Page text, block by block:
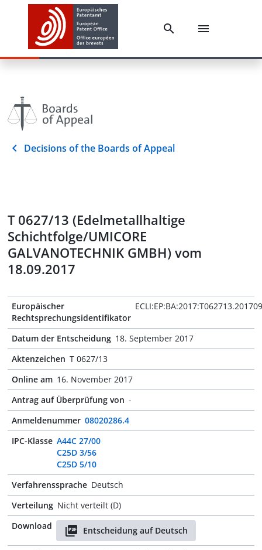
Decisions of the Boards of Appeal
T 0627/13 (Edelmetallhaltige
Schichtfolge/UMICORE
GALVANOTECHNIK GMBH) vom
18.09.2017
Europäischer
Rechtsprechungsidentifikator
Datum der Entscheidung 18. September 2017
Aktenzeichen T 0627/13
Online am 16. November 2017
Antrag auf Überprüfung von -
Anmeldenummer 08020286.4
IPC-Klasse A44C 27/00
C25D 3/56
C25D 5/10
Verfahrenssprache Deutsch
Verteilung Nicht verteilt (D)
Download
Entscheidung auf Deutsch